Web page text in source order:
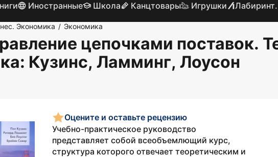
Иностранные Школа Канцтовары Игрушки
Экономика / Экономика
цепочками поставок.
: Кузинс, Ламминг, Лоусон
Оцените и оставьте рецензию
Учебно-практическое руководство
представляет собой всеобъемлющий курс,
структура которого отвечает теоретическим и